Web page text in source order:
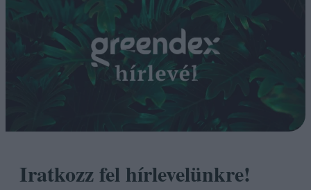
Iratkozz fel hírlevelünkre!